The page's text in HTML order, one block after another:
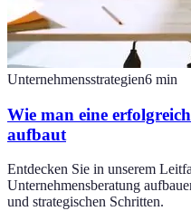
Unternehmensstrategien6 min
Wie man eine
aufbaut
Entdecken Sie in unserem
Unternehmensberatung
und strategischen Schritten.